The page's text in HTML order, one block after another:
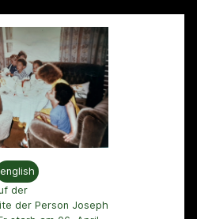
english
der
der Person Joseph